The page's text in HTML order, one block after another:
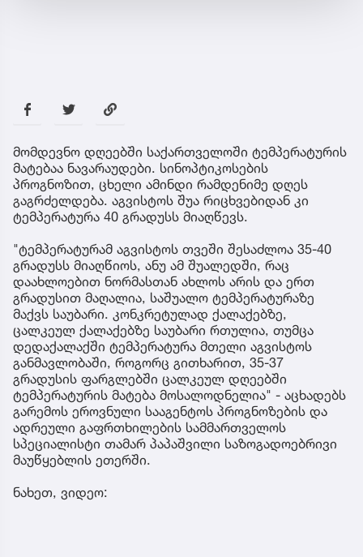
მომდევნო დღეებში საქართველოში ტემპერატურის
მატებაა ნავარაუდები. სინოპტიკოსების
პროგნოზით, ცხელი ამინდი რამდენიმე დღეს
გაგრძელდება. აგვისტოს შუა რიცხვებიდან კი
ტემპერატურა 40 გრადუსს მიაღწევს.
"ტემპერატურამ აგვისტოს თვეში შესაძლოა 35-40
გრადუსს მიაღწიოს, ანუ ამ შუალედში, რაც
დაახლოებით ნორმასთან ახლოს არის და ერთ
გრადუსით მაღალია, საშუალო ტემპერატურაზე
მაქვს საუბარი. კონკრეტულად ქალაქებზე,
ცალკეულ ქალაქებზე საუბარი რთულია, თუმცა
დედაქალაქში ტემპერატურა მთელი აგვისტოს
განმავლობაში, როგორც გითხარით, 35-37
გრადუსის ფარგლებში ცალკეულ დღეებში
ტემპერატურის მატება მოსალოდნელია" - აცხადებს
გარემოს ეროვნული სააგენტოს პროგნოზების და
ადრეული გაფრთხილების სამმართველოს
სპეციალისტი თამარ პაპაშვილი საზოგადოებრივი
მაუწყებლის ეთერში.
ნახეთ, ვიდეო: